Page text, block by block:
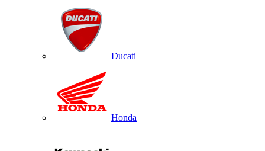
Ducati
Honda